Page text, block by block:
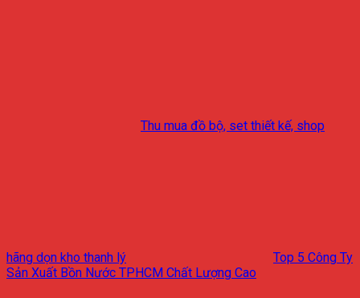
Thu mua đồ bộ, set thiết kế, shop
hãng dọn kho thanh lý
Top 5 Công Ty
Sản Xuất Bồn Nước TPHCM Chất Lượng Cao